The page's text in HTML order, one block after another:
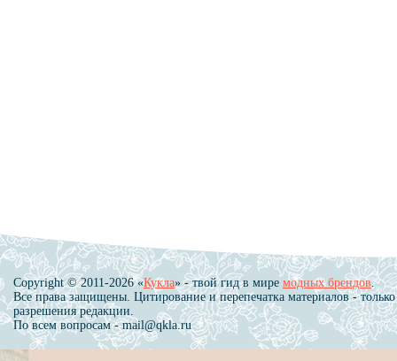
Copyright © 2011-2026 «Кукла» - твой гид в мире модных брендов.
Все права защищены. Цитирование и перепечатка материалов - только
разрешения редакции.
По всем вопросам - mail@qkla.ru